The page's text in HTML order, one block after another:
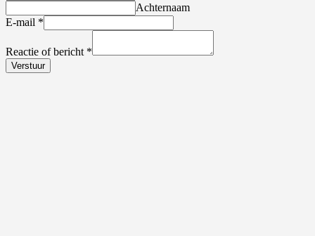
Achternaam
E-mail *
Reactie of bericht *
Verstuur